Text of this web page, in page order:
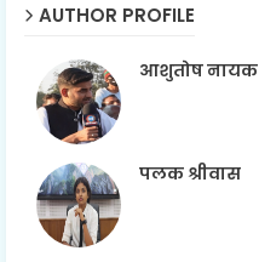
AUTHOR PROFILE
आशुतोष नायक
पलक श्रीवास